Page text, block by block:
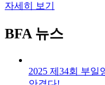
자세히 보기
BFA 뉴스
2025 제34회 부일